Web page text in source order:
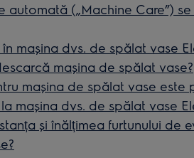
automată („Machine Care”)
mașina dvs. de spălat vase
mașina de spălat vase?
mașina de spălat vase este
mașina dvs. de spălat vase
și înălțimea furtunului de